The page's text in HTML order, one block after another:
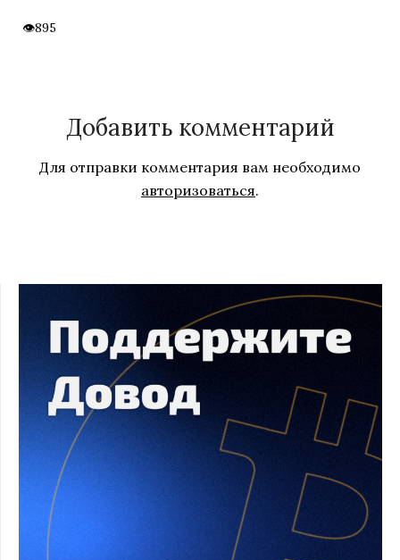
895
Добавить комментарий
Для отправки комментария вам необходимо
авторизоваться.